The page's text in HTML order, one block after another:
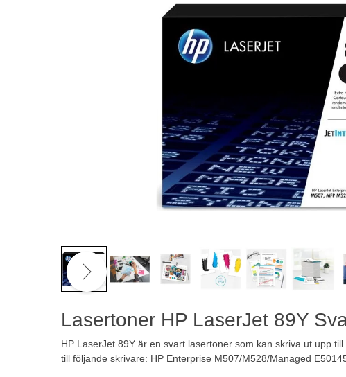
Lasertoner HP LaserJet 89Y
HP LaserJet 89Y är en svart lasertoner som kan skriva ut upp
till följande skrivare: HP Enterprise M507/M528/Managed